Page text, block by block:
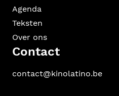
Agenda
Teksten
Over ons
Contact
contact@kinolatino.be